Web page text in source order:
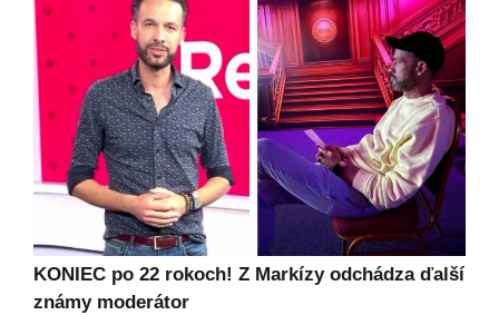
KONIEC po 22 rokoch! Z Markízy odchádza ďalší
známy moderátor